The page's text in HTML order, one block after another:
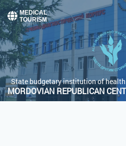
State budgetary institution of
MORDOVIAN REPUBLICAN
MEDICAL
TOURISM